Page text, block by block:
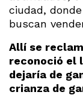
ciudad,
buscan
Allí se
reconoció el
dejaría de
crianza de